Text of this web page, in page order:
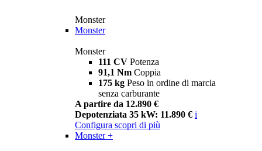
Monster
Monster
Monster
111 CV Potenza
91,1 Nm Coppia
175 kg Peso in ordine di marcia
senza carburante
A partire da 12.890 €
Depotenziata 35 kW: 11.890 € i
Configura scopri di più
Monster +